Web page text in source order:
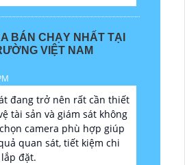
BÁN CHẠY NHẤT TẠI
VIỆT NAM
đang trở nên rất cần thiết
tài sản và giám sát không
camera phù hợp giúp
quan sát, tiết kiệm chi
đặt.